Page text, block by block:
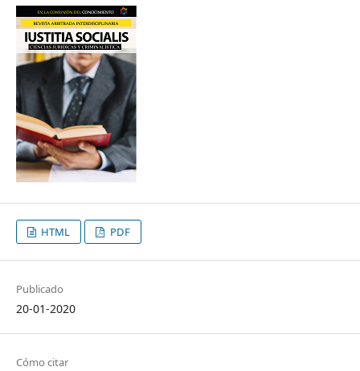
HTML PDF
Publicado
20-01-2020
Cómo citar